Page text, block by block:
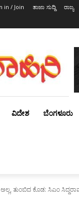
in / Join ತಾಜಾ ಸುದ್ದಿ ರಾಜ್ಯ
ವಿದೇಶ ಬೆಂಗಳೂರು
ತುಂಬಿದ ಕೊಡ: ಸಿಎಂ